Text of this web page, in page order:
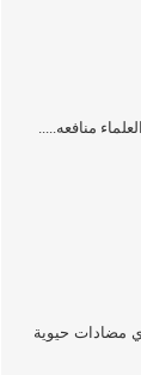
منافعه.....
مضادات حيوية